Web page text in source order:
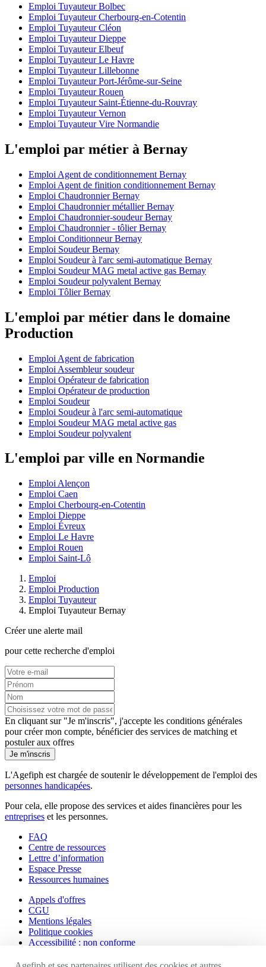
Emploi Tuyauteur Bolbec
Emploi Tuyauteur Cherbourg-en-Cotentin
Emploi Tuyauteur Cléon
Emploi Tuyauteur Dieppe
Emploi Tuyauteur Elbeuf
Emploi Tuyauteur Le Havre
Emploi Tuyauteur Lillebonne
Emploi Tuyauteur Port-Jérôme-sur-Seine
Emploi Tuyauteur Rouen
Emploi Tuyauteur Saint-Étienne-du-Rouvray
Emploi Tuyauteur Vernon
Emploi Tuyauteur Vire Normandie
L'emploi par métier à Bernay
Emploi Agent de conditionnement Bernay
Emploi Agent de finition conditionnement Bernay
Emploi Chaudronnier Bernay
Emploi Chaudronnier métallier Bernay
Emploi Chaudronnier-soudeur Bernay
Emploi Chaudronnier - tôlier Bernay
Emploi Conditionneur Bernay
Emploi Soudeur Bernay
Emploi Soudeur à l'arc semi-automatique Bernay
Emploi Soudeur MAG metal active gas Bernay
Emploi Soudeur polyvalent Bernay
Emploi Tôlier Bernay
L'emploi par métier dans le domaine
Production
Emploi Agent de fabrication
Emploi Assembleur soudeur
Emploi Opérateur de fabrication
Emploi Opérateur de production
Emploi Soudeur
Emploi Soudeur à l'arc semi-automatique
Emploi Soudeur MAG metal active gas
Emploi Soudeur polyvalent
L'emploi par ville en Normandie
Emploi Alençon
Emploi Caen
Emploi Cherbourg-en-Cotentin
Emploi Dieppe
Emploi Évreux
Emploi Le Havre
Emploi Rouen
Emploi Saint-Lô
Emploi
Emploi Production
Emploi Tuyauteur
Emploi Tuyauteur Bernay
Créer une alerte mail
pour cette recherche d'emploi
En cliquant sur "Je m'inscris", j'accepte les conditions générales
pour créer mon compte, bénéficier des services de matching et
postuler aux offres
Je m'inscris
L'Agefiph est chargée de soutenir le développement de l'emploi des
personnes handicapées.
Pour cela, elle propose des services et aides financières pour les
entreprises et les personnes.
FAQ
Centre de ressources
Lettre d’information
Espace Presse
Ressources humaines
Appels d'offres
CGU
Mentions légales
Politique cookies
Accessibilité : non conforme